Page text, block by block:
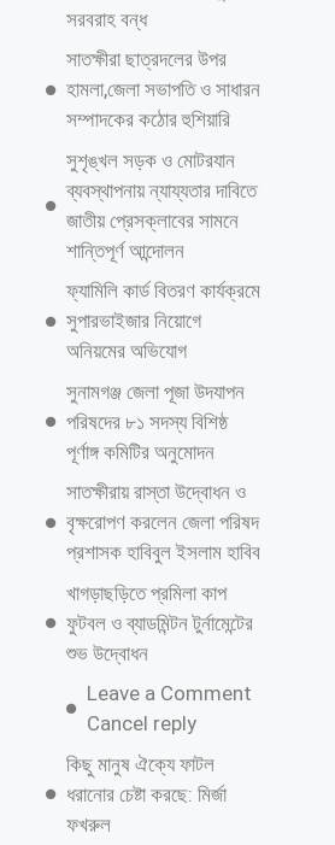
সরবরাহ বন্ধ
সাতক্ষীরা ছাত্রদলের উপর
হামলা,জেলা সভাপতি ও সাধারন
সম্পাদকের কঠোর হুশিয়ারি
‎সুশৃঙ্খল সড়ক ও মোটরযান
ব্যবস্থাপনায় ন্যায্যতার দাবিতে
জাতীয় প্রেসক্লাবের সামনে
শান্তিপূর্ণ আন্দোলন
ফ্যামিলি কার্ড বিতরণ কার্যক্রমে
সুপারভাইজার নিয়োগে
অনিয়মের অভিযোগ
সুনামগঞ্জ জেলা পূজা উদযাপন
পরিষদের ৮১ সদস্য বিশিষ্ঠ
পূর্ণাঙ্গ কমিটির অনুমোদন
সাতক্ষীরায় রাস্তা উদ্বোধন ও
বৃক্ষরোপণ করলেন জেলা পরিষদ
প্রশাসক হাবিবুল ইসলাম হাবিব
খাগড়াছড়িতে প্রমিলা কাপ
ফুটবল ও ব্যাডমিন্টন টুর্নামেন্টের
শুভ উদ্বোধন
Leave a Comment
Cancel reply
কিছু মানুষ ঐক্যে ফাটল
ধরানোর চেষ্টা করছে: মির্জা
ফখরুল